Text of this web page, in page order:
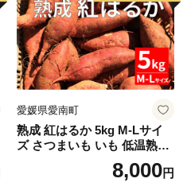
愛媛県愛南町
熟成 紅はるか 5kg M-Lサイ
ズ さつまいも いも 低温熟成
完全熟成収穫 甘い 糖度 焼き
芋 やきいも スイートポテト
8,000円